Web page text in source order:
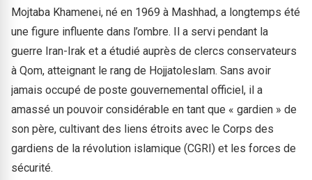
Mojtaba Khamenei, né en 1969 à Mashhad, a longtemps été
une figure influente dans l’ombre. Il a servi pendant la
guerre Iran-Irak et a étudié auprès de clercs conservateurs
à Qom, atteignant le rang de Hojjatoleslam. Sans avoir
jamais occupé de poste gouvernemental officiel, il a
amassé un pouvoir considérable en tant que « gardien » de
son père, cultivant des liens étroits avec le Corps des
gardiens de la révolution islamique (CGRI) et les forces de
sécurité.